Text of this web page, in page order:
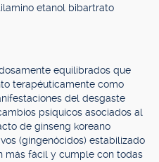
etanol bibartrato
equilibrados que
terapéuticamente como
del desgaste
psíquicos asociados al
de ginseng koreano
(gingenócidos) estabilizado
más fácil y cumple con todas